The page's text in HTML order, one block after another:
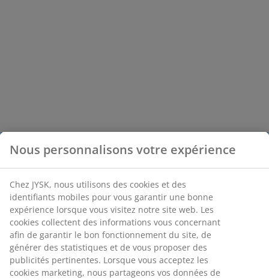
Nous personnalisons votre expérience
Chez JYSK, nous utilisons des cookies et des
identifiants mobiles pour vous garantir une bonne
expérience lorsque vous visitez notre site web. Les
cookies collectent des informations vous concernant
afin de garantir le bon fonctionnement du site, de
générer des statistiques et de vous proposer des
publicités pertinentes. Lorsque vous acceptez les
cookies marketing, nous partageons vos données de